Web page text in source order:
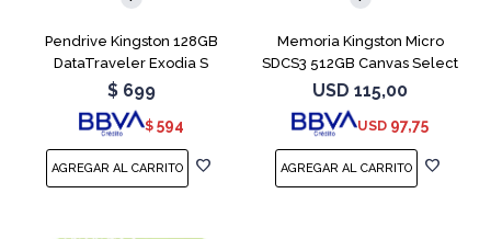
Pendrive Kingston 128GB
DataTraveler Exodia S
Turquesa
$ 699
$ 594
Memoria Kingston Micro
SDCS3 512GB Canvas Select
Plus
USD 115,00
USD 97,75